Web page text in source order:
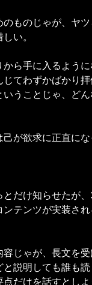
ものじゃが、ヤ
い。
ら手に入るように
てわずかばかり拝
うことじゃ、ど
が欲求に正直に
とだけ知らせたが
テンツが実装さ
じゃが、長文を
と説明しても誰も
だけを話すとしよ